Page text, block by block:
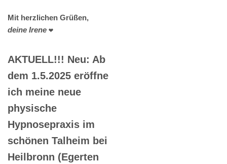
Mit herzlichen Grüßen,
deine Irene ❤️
AKTUELL!!! Neu: Ab
dem 1.5.2025 eröffne
ich meine neue
physische
Hypnosepraxis im
schönen Talheim bei
Heilbronn (Egerten